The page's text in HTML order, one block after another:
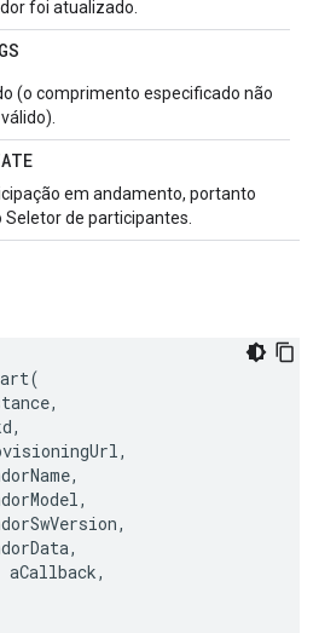
foi atualizado.
(o comprimento especificado não
em andamento, portanto
de participantes.
(
,
,
,
,
,
,
,
aCallback,